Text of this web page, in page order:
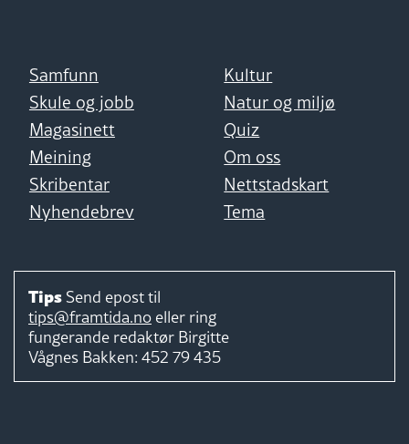
Samfunn
Kultur
Skule og jobb
Natur og miljø
Magasinett
Quiz
Meining
Om oss
Skribentar
Nettstadskart
Nyhendebrev
Tema
Tips Send epost til
tips@framtida.no eller ring
fungerande redaktør Birgitte
Vågnes Bakken: 452 79 435